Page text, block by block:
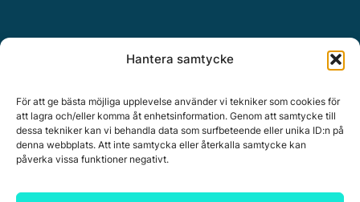
Hantera samtycke
För att ge bästa möjliga upplevelse använder vi tekniker som cookies för
att lagra och/eller komma åt enhetsinformation. Genom att samtycke till
dessa tekniker kan vi behandla data som surfbeteende eller unika ID:n på
denna webbplats. Att inte samtycka eller återkalla samtycke kan
påverka vissa funktioner negativt.
Personuppgiftspolicy
www.citymark.se, Tel. växel 0651-15050,Policy för